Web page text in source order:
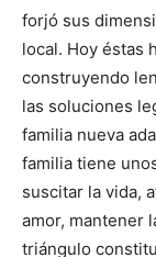
forjó sus
local. Hoy éstas
construyendo
las soluciones
familia nueva
familia tiene
suscitar la vida,
amor, mantener
triángulo